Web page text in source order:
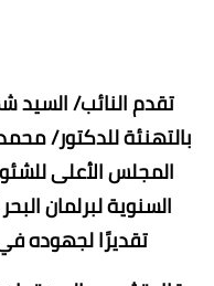
تقدم النائب/
بالتهنئة للدكتور/
المجلس الأعلى
تقديرًا لجهوده